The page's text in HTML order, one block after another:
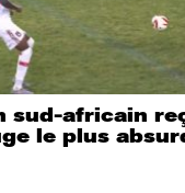
sud-africain
le plus